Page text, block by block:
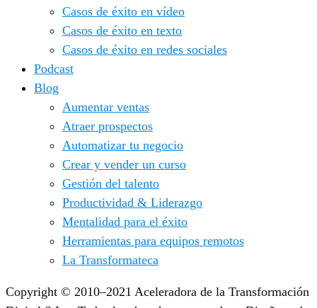
Casos de éxito en vídeo
Casos de éxito en texto
Casos de éxito en redes sociales
Podcast
Blog
Aumentar ventas
Atraer prospectos
Automatizar tu negocio
Crear y vender un curso
Gestión del talento
Productividad & Liderazgo
Mentalidad para el éxito
Herramientas para equipos remotos
La Transformateca
Copyright © 2010–2021 Aceleradora de la Transformación